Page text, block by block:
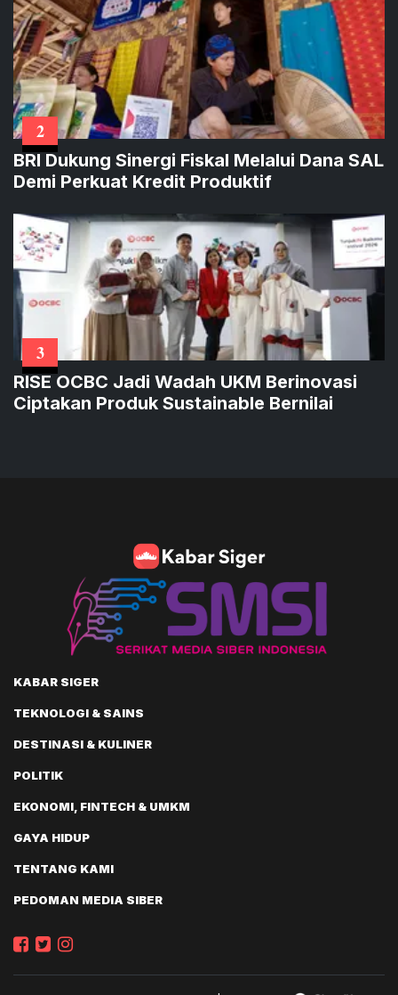
2
BRI Dukung Sinergi Fiskal Melalui Dana SAL
Demi Perkuat Kredit Produktif
3
RISE OCBC Jadi Wadah UKM Berinovasi
Ciptakan Produk Sustainable Bernilai
KABAR SIGER
TEKNOLOGI & SAINS
DESTINASI & KULINER
POLITIK
EKONOMI, FINTECH & UMKM
GAYA HIDUP
TENTANG KAMI
PEDOMAN MEDIA SIBER